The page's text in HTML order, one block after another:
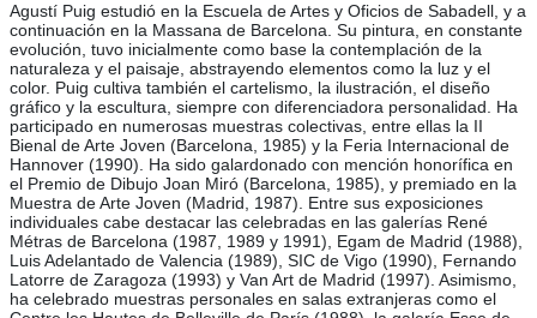
Agustí Puig estudió en la Escuela de Artes y Oficios de Sabadell, y a
continuación en la Massana de Barcelona. Su pintura, en constante
evolución, tuvo inicialmente como base la contemplación de la
naturaleza y el paisaje, abstrayendo elementos como la luz y el
color. Puig cultiva también el cartelismo, la ilustración, el diseño
gráfico y la escultura, siempre con diferenciadora personalidad. Ha
participado en numerosas muestras colectivas, entre ellas la II
Bienal de Arte Joven (Barcelona, 1985) y la Feria Internacional de
Hannover (1990). Ha sido galardonado con mención honorífica en
el Premio de Dibujo Joan Miró (Barcelona, 1985), y premiado en la
Muestra de Arte Joven (Madrid, 1987). Entre sus exposiciones
individuales cabe destacar las celebradas en las galerías René
Métras de Barcelona (1987, 1989 y 1991), Egam de Madrid (1988),
Luis Adelantado de Valencia (1989), SIC de Vigo (1990), Fernando
Latorre de Zaragoza (1993) y Van Art de Madrid (1997). Asimismo,
ha celebrado muestras personales en salas extranjeras como el